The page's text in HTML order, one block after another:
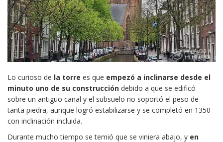
Lo curioso de la torre es que empezó a inclinarse desde el
minuto uno de su construcción debido a que se edificó
sobre un antiguo canal y el subsuelo no soportó el peso de
tanta piedra, aunque logró estabilizarse y se completó en 1350
con inclinación incluida.
Durante mucho tiempo se temió que se viniera abajo, y en